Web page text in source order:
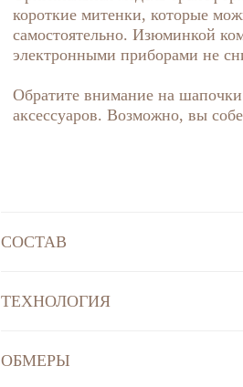
короткие митенки, которые
самостоятельно. Изюминкой
электронными приборами не
Обратите внимание на
аксессуаров. Возможно, вы
СОСТАВ
ТЕХНОЛОГИЯ
ОБМЕРЫ